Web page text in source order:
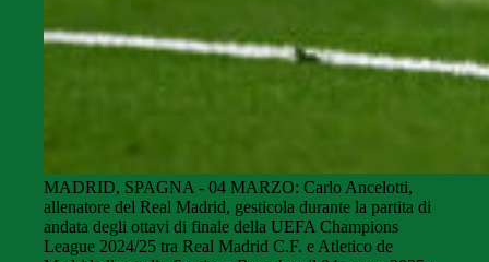
MADRID, SPAGNA - 04 MARZO: Carlo Ancelotti,
allenatore del Real Madrid, gesticola durante la partita di
andata degli ottavi di finale della UEFA Champions
League 2024/25 tra Real Madrid C.F. e Atletico de